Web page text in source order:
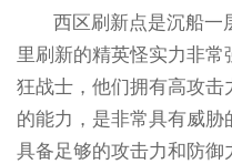
西区刷新点是沉船一
里刷新的精英怪实力非
狂战士，他们拥有高攻
的能力，是非常具有威
具备足够的攻击力和防